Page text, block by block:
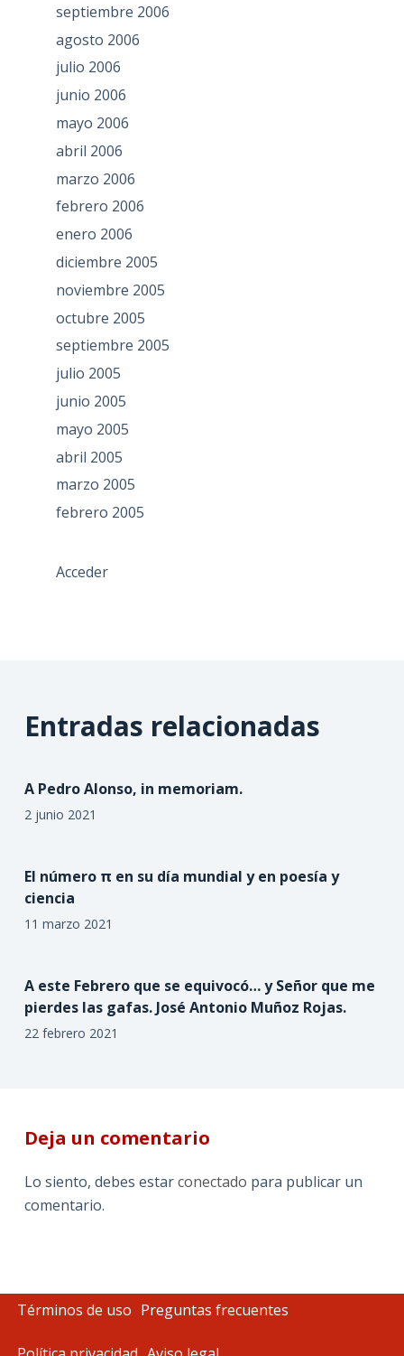
septiembre 2006
agosto 2006
julio 2006
junio 2006
mayo 2006
abril 2006
marzo 2006
febrero 2006
enero 2006
diciembre 2005
noviembre 2005
octubre 2005
septiembre 2005
julio 2005
junio 2005
mayo 2005
abril 2005
marzo 2005
febrero 2005
Acceder
Entradas relacionadas
A Pedro Alonso, in memoriam.
2 junio 2021
El número π en su día mundial y en poesía y
ciencia
11 marzo 2021
A este Febrero que se equivocó… y Señor que me
pierdes las gafas. José Antonio Muñoz Rojas.
22 febrero 2021
Deja un comentario
Lo siento, debes estarconectado para publicar un
comentario.
Términos de uso Preguntas frecuentes